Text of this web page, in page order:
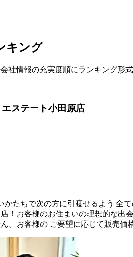
キング
社情報の充実度順にランキング形
ステート小田原店
たちで次の方に引渡せるよう 全
！お客様のお住まいの理想的な出
。お客様の ご要望に応じて販売価